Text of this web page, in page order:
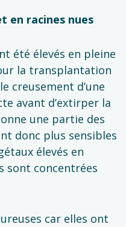
en racines nues
été élevés en pleine
la transplantation
creusement d’une
avant d’extirper la
une partie des
donc plus sensibles
élevés en
sont concentrées
car elles ont